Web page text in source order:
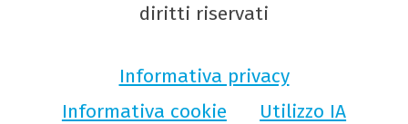
diritti riservati
Informativa privacy
Informativa cookie
Utilizzo IA